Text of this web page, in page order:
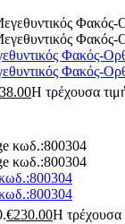
Φακός-
Φακός-
38.00Η τρέχουσα
κωδ.:800304
κωδ.:800304
€230.00Η τρέχουσα